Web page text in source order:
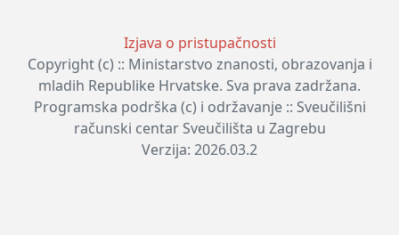
Izjava o pristupačnosti
Copyright (c) :: Ministarstvo znanosti, obrazovanja i
mladih Republike Hrvatske. Sva prava zadržana.
Programska podrška (c) i održavanje :: Sveučilišni
računski centar Sveučilišta u Zagrebu
Verzija: 2026.03.2